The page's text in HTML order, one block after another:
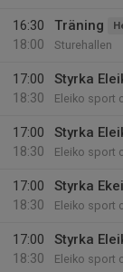
16:30
18:00
Träning
Sturehallen
17:00
18:30
Styrka
Eleiko sport
17:00
18:30
Styrka
Eleiko sport
17:00
18:30
Styrka
Eleiko sport
17:00
18:30
Styrka
Eleiko sport